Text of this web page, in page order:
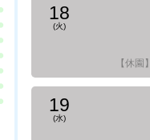
18
(火)
【休園】
19
(水)